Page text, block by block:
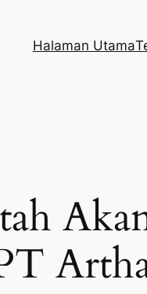
Halaman Utama